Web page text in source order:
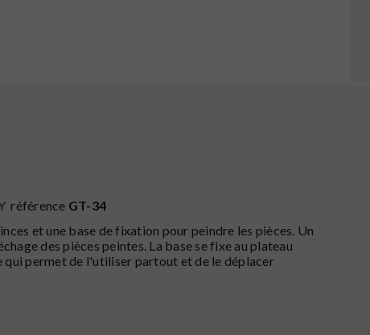
référence GT-34
et une base de fixation pour peindre les pièces. Un
des pièces peintes. La base se fixe au plateau
qui permet de l'utiliser partout et de le déplacer